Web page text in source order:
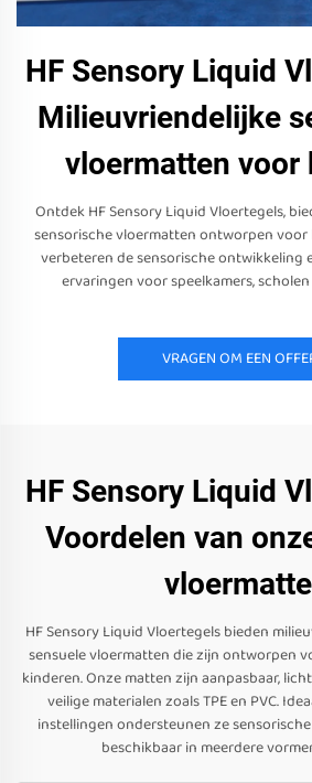
HF Sensory Liquid
Milieuvriendelijke
vloermatten voor
Ontdek HF Sensory Liquid Vloertegels,
sensorische vloermatten ontworpen voor
verbeteren de sensorische ontwikkeling
ervaringen voor speelkamers,
VRAGEN OM EEN
HF Sensory Liquid
Voordelen van
HF Sensory Liquid Vloertegels bieden
sensuele vloermatten die zijn ontworpen
kinderen. Onze matten zijn aanpasbaar,
veilige materialen zoals TPE en PVC.
instellingen ondersteunen ze
beschikbaar in meerdere